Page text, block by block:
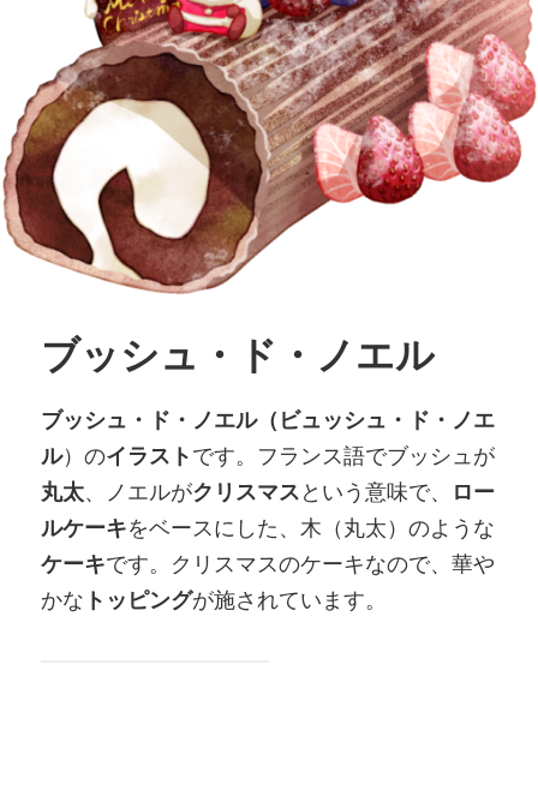
ブッシュ・ド・ノエル
ブッシュ・ド・ノエル（ビュッシュ・ド・ノエ
ル）のイラストです。フランス語でブッシュが
丸太、ノエルがクリスマスという意味で、
ロー
ルケーキをベースにした、木（丸太）のような
ケーキです。クリスマスのケーキなので、華や
かな トッピングが施されています。